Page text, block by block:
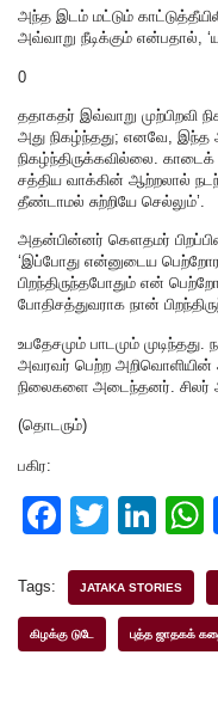
அந்த இடம் மட்டும்
அவ்வாறு நீடிக்கும் என்பதால்,
0
ததாகதர் இவ்வாறு முற்பிறவி
அது நிகழ்ந்தது; எனவே, இந்த
நிகழ்ந்திருக்கவில்லை. காடைக்
சத்திய வாக்கின் ஆற்றலால்
தீண்டாமல் சுற்றியே செல்லும்’.
அதன்பின்னர் கௌதமர் பிறப்பின்
‘இப்போது என்னுடைய
பிறந்திருந்தபோதும் என்
போதிசத்துவராக நான்
உபதேசமும் பாடமும்
அவரவர் பெற்ற அறிவொளியின்
நிலைகளை அடைந்தனர். சிலர்
(தொடரும்)
பகிர:
F
c
e
T
tt
er
Li
k
e
Tags: JATAKA STORIES
கிழக்கு டுடே புத்த ஜாதகக்